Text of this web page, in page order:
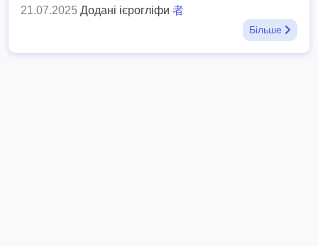
21.07.2025 Додані ієрогліфи 者
Більше